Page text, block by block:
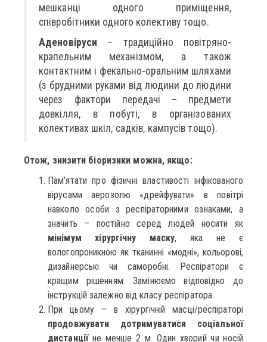
мешканці одного приміщення,
співробітники одного колективу тощо.
Аденовіруси – традиційно повітряно-
крапельним механізмом, а також
контактним і фекально-оральним шляхами
(з брудними руками від людини до людини
через фактори передачі – предмети
довкілля, в побуті, в організованих
колективах шкіл, садків, кампусів тощо).
Отож, знизити біоризики можна, якщо:
Пам’ятати про фізичні властивості інфікованого
вірусами аерозолю «дрейфувати» в повітрі
навколо особи з респіраторними ознаками, а
значить – постійно серед людей носити як
мінімум хірургічну маску, яка не є
вологопроникною як тканинні «модні», кольорові,
дизайнерські чи саморобні. Респіратори є
кращим рішенням. Замінюємо відповідно до
інструкцій залежно від класу респіратора.
При цьому – в хірургічній масці/респіраторі
продовжувати дотримуватися соціальної
дистанції не менше 2 м. Один хворий чи носій